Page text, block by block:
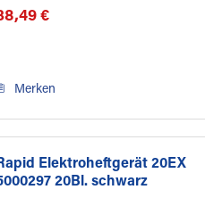
€
Merken
Elektroheftgerät 20EX
20Bl. schwarz